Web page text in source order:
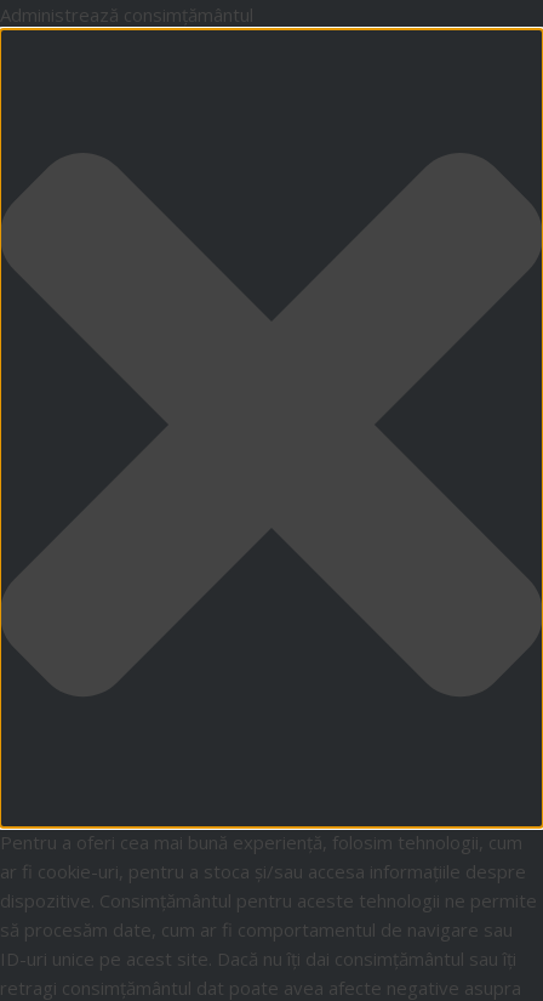
Administrează consimțământul
Pentru a oferi cea mai bună experiență, folosim tehnologii, cum
ar fi cookie-uri, pentru a stoca și/sau accesa informațiile despre
dispozitive. Consimțământul pentru aceste tehnologii ne permite
să procesăm date, cum ar fi comportamentul de navigare sau
ID-uri unice pe acest site. Dacă nu îți dai consimțământul sau îți
retragi consimțământul dat poate avea afecte negative asupra